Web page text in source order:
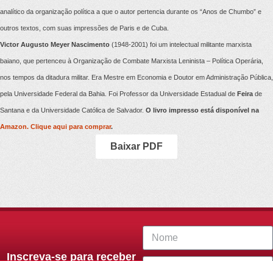
analítico da organização política a que o autor pertencia durante os “Anos de Chumbo” e
outros textos, com suas impressões de Paris e de Cuba.
Victor Augusto Meyer Nascimento (1948-2001) foi um intelectual militante marxista
baiano, que pertenceu à Organização de Combate Marxista Leninista – Política Operária,
nos tempos da ditadura militar. Era Mestre em Economia e Doutor em Administração Pública,
pela Universidade Federal da Bahia. Foi Professor da Universidade Estadual de Feira de
Santana e da Universidade Católica de Salvador. O livro impresso está disponível na
Amazon. Clique aqui para comprar.
Baixar PDF
Inscreva-se para receber